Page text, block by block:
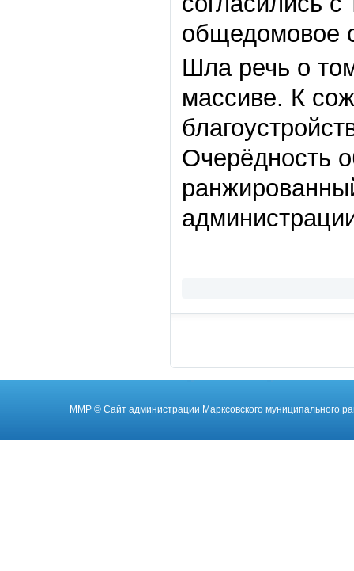
общедомовое
Шла речь о
массиве. К
Очерёдность
ММР © Cайт администрации Марксовского муниципального